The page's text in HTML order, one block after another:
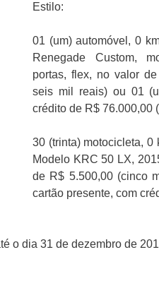
Estilo:
01 (um) automóvel, 0
Renegade Custom,
portas, flex, no valor
seis mil reais) ou 01
crédito de R$ 76.000,00
30 (trinta) motocicleta, 0
Modelo KRC 50 LX,
de R$ 5.500,00 (cinco
cartão presente, com
o dia 31 de dezembro de